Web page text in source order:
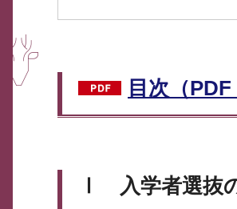
目次（PDF
Ⅰ 入学者選抜